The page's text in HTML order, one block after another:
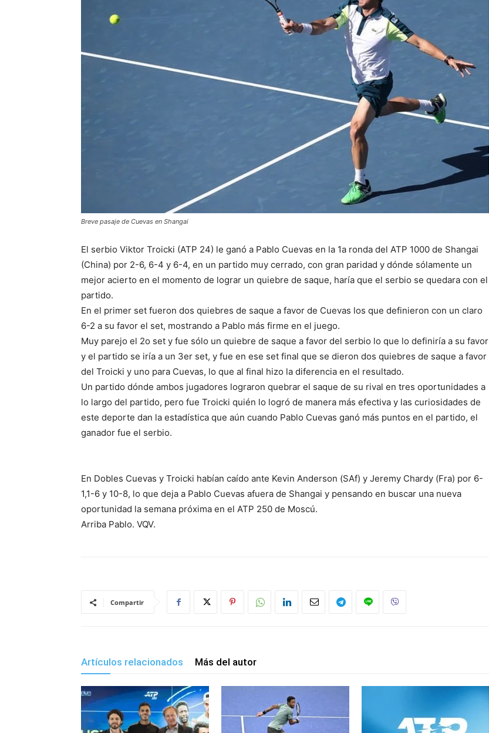
Breve pasaje de Cuevas en Shangai
El serbio Viktor Troicki (ATP 24) le ganó a Pablo Cuevas en la 1a ronda del ATP 1000 de Shangai
(China) por 2-6, 6-4 y 6-4, en un partido muy cerrado, con gran paridad y dónde sólamente un
mejor acierto en el momento de lograr un quiebre de saque, haría que el serbio se quedara con el
partido.
En el primer set fueron dos quiebres de saque a favor de Cuevas los que definieron con un claro
6-2 a su favor el set, mostrando a Pablo más firme en el juego.
Muy parejo el 2o set y fue sólo un quiebre de saque a favor del serbio lo que lo definiría a su favor
y el partido se iría a un 3er set, y fue en ese set final que se dieron dos quiebres de saque a favor
del Troicki y uno para Cuevas, lo que al final hizo la diferencia en el resultado.
Un partido dónde ambos jugadores lograron quebrar el saque de su rival en tres oportunidades a
lo largo del partido, pero fue Troicki quién lo logró de manera más efectiva y las curiosidades de
este deporte dan la estadística que aún cuando Pablo Cuevas ganó más puntos en el partido, el
ganador fue el serbio.
En Dobles Cuevas y Troicki habían caído ante Kevin Anderson (SAf) y Jeremy Chardy (Fra) por 6-
1,1-6 y 10-8, lo que deja a Pablo Cuevas afuera de Shangai y pensando en buscar una nueva
oportunidad la semana próxima en el ATP 250 de Moscú.
Arriba Pablo. VQV.
Compartir
Artículos relacionados Más del autor